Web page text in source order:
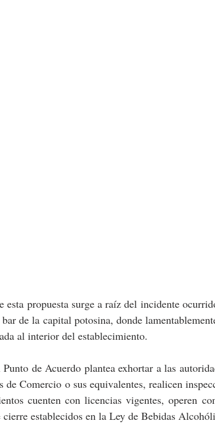
esta propuesta surge a raíz del incidente
de la capital potosina, donde
al interior del establecimiento.
de Acuerdo plantea exhortar a las
de Comercio o sus equivalentes, realicen
cuenten con licencias vigentes, operen
cierre establecidos en la Ley de Bebidas